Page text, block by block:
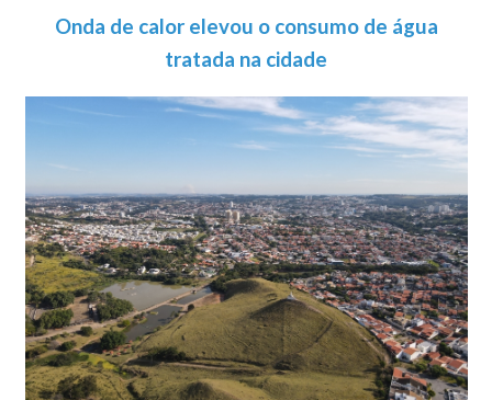
Onda de calor elevou o consumo de água
tratada na cidade